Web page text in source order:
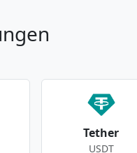
Tether
USDT